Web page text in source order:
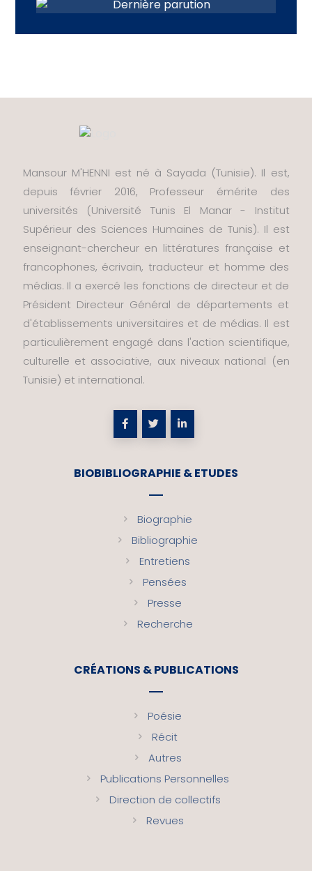
Mansour M'HENNI est né à Sayada (Tunisie). Il est,
depuis février 2016, Professeur émérite des
universités (Université Tunis El Manar - Institut
Supérieur des Sciences Humaines de Tunis). Il est
enseignant-chercheur en littératures française et
francophones, écrivain, traducteur et homme des
médias. Il a exercé les fonctions de directeur et de
Président Directeur Général de départements et
d'établissements universitaires et de médias. Il est
particulièrement engagé dans l'action scientifique,
culturelle et associative, aux niveaux national (en
Tunisie) et international.
BIOBIBLIOGRAPHIE & ETUDES
Biographie
Bibliographie
Entretiens
Pensées
Presse
Recherche
CRÉATIONS & PUBLICATIONS
Poésie
Récit
Autres
Publications Personnelles
Direction de collectifs
Revues